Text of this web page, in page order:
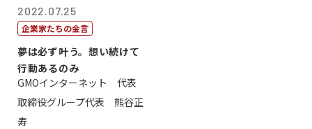
2022.07.25
企業家たちの金言
夢は必ず叶う。想い続けて
行動あるのみ
GMOインターネット 代表
取締役グループ代表 熊谷正
寿